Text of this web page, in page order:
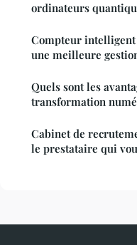
ordinateurs
Compteur intelligent
une meilleure
Quels sont les
transformation
Cabinet de
le prestataire qui